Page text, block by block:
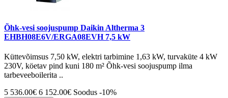
Õhk-vesi soojuspump Daikin Altherma 3
EHBH08E6V/ERGA08EVH 7,5 kW
Küttevõimsus 7,50 kW, elektri tarbimine 1,63 kW, turvaküte 4 kW
230V, köetav pind kuni 180 m² Õhk-vesi soojuspump ilma
tarbeveeboilerita ..
5 536.00€ 6 152.00€ Soodus -10%